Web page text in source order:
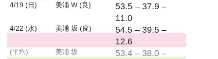
4/19 (日) 美浦 W (良)
53.5 – 37.9 –
11.0
4/22 (水) 美浦 坂 (良)
54.5 – 39.5 –
12.6
(平均) 美浦 坂
53.4 – 38.0 –